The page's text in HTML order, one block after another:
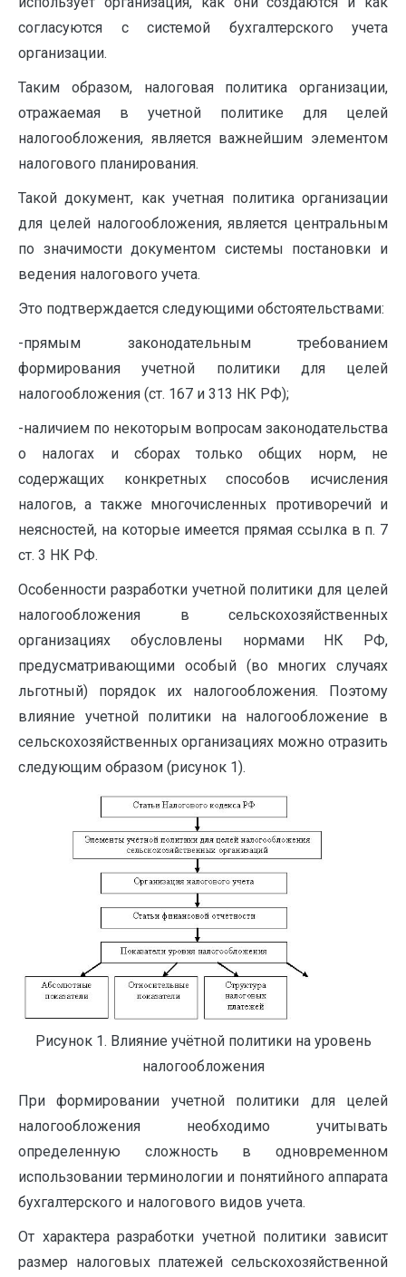
согла­суются с системой бухгалтерского учета
организации.
Таким образом, налоговая политика организации,
отражае­мая в учетной политике для целей
налогообложения, является важнейшим элементом
налогового планирования.
Такой документ, как учетная политика организации
для целей налогообложения, является центральным
по значимости документом системы постановки и
ведения налогового учета.
Это подтверждается следующими обстоятельствами:
-прямым законодательным требованием
формирования учетной политики для целей
налогообложения (ст. 167 и 313 НК РФ);
-наличием по некоторым вопросам законодательства
о на­логах и сборах только общих норм, не
содержащих конкретных способов исчисления
налогов, а также многочисленных противо­речий и
неясностей, на которые имеется прямая ссылка в п. 7
ст. 3 НК РФ.
Особенности разработки учетной политики для целей
налогообложения в сельскохозяйственных
организациях обусловлены нормами НК РФ,
предусматривающими особый (во многих случаях
льготный) порядок их налогообложения. Поэтому
влияние учетной политики на налогообложение в
сельскохозяйственных организациях можно отразить
следующим образом (рисунок 1).
Рисунок 1. Влияние учётной политики на уровень
налогообложения
При формировании учетной политики для целей
нало­гообложения необходимо учитывать
определенную сложность в одновременном
использовании терминологии и понятийного аппарата
бухгалтерского и налогового видов учета.
От характера разработки учетной политики зависит
размер налоговых платежей сельскохозяйственной